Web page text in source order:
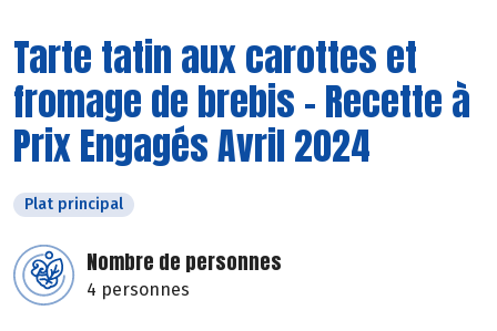
Tarte tatin aux carottes et
fromage de brebis - Recette à
Prix Engagés Avril 2024
Plat principal
Nombre de personnes
4 personnes